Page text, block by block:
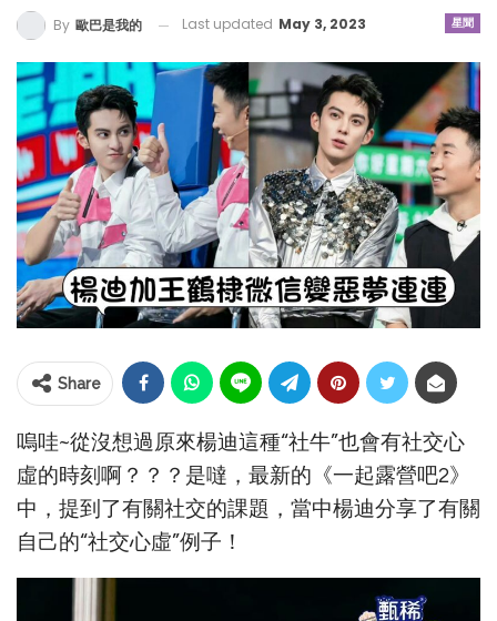
星聞
By 歐巴是我的 Last updated May 3, 2023
Share
嗚哇~從沒想過原來楊迪這種“社牛”也會有社交心
虛的時刻啊？？？是噠，最新的《一起露營吧2》
中，提到了有關社交的課題，當中楊迪分享了有關
自己的“社交心虛”例子！